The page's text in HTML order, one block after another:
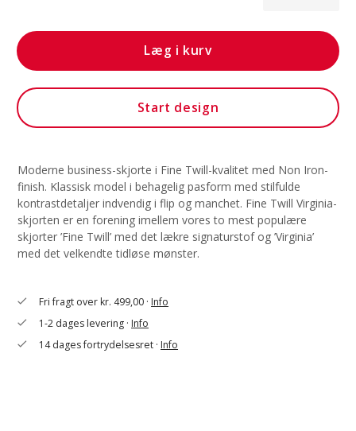
Læg i kurv
Start design
Moderne business-skjorte i Fine Twill-kvalitet med Non Iron-
finish. Klassisk model i behagelig pasform med stilfulde
kontrastdetaljer indvendig i flip og manchet. Fine Twill Virginia-
skjorten er en forening imellem vores to mest populære
skjorter ’Fine Twill’ med det lækre signaturstof og ’Virginia’
med det velkendte tidløse mønster.
check Fri fragt over kr. 499,00 ·Info
check 1-2 dages levering ·Info
check 14 dages fortrydelsesret ·Info